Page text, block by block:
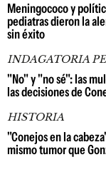
Meningococo y
pediatras dieron la
sin éxito
INDAGATORIA
"No" y "no sé": las
las decisiones de
HISTORIA
"Conejos en la
mismo tumor que